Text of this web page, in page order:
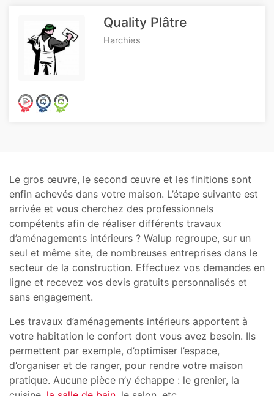
Quality Plâtre
Harchies
Le gros œuvre, le second œuvre et les finitions sont
enfin achevés dans votre maison. L’étape suivante est
arrivée et vous cherchez des professionnels
compétents afin de réaliser différents travaux
d’aménagements intérieurs ? Walup regroupe, sur un
seul et même site, de nombreuses entreprises dans le
secteur de la construction. Effectuez vos demandes en
ligne et recevez vos devis gratuits personnalisés et
sans engagement.
Les travaux d’aménagements intérieurs apportent à
votre habitation le confort dont vous avez besoin. Ils
permettent par exemple, d’optimiser l’espace,
d’organiser et de ranger, pour rendre votre maison
pratique. Aucune pièce n’y échappe : le grenier, la